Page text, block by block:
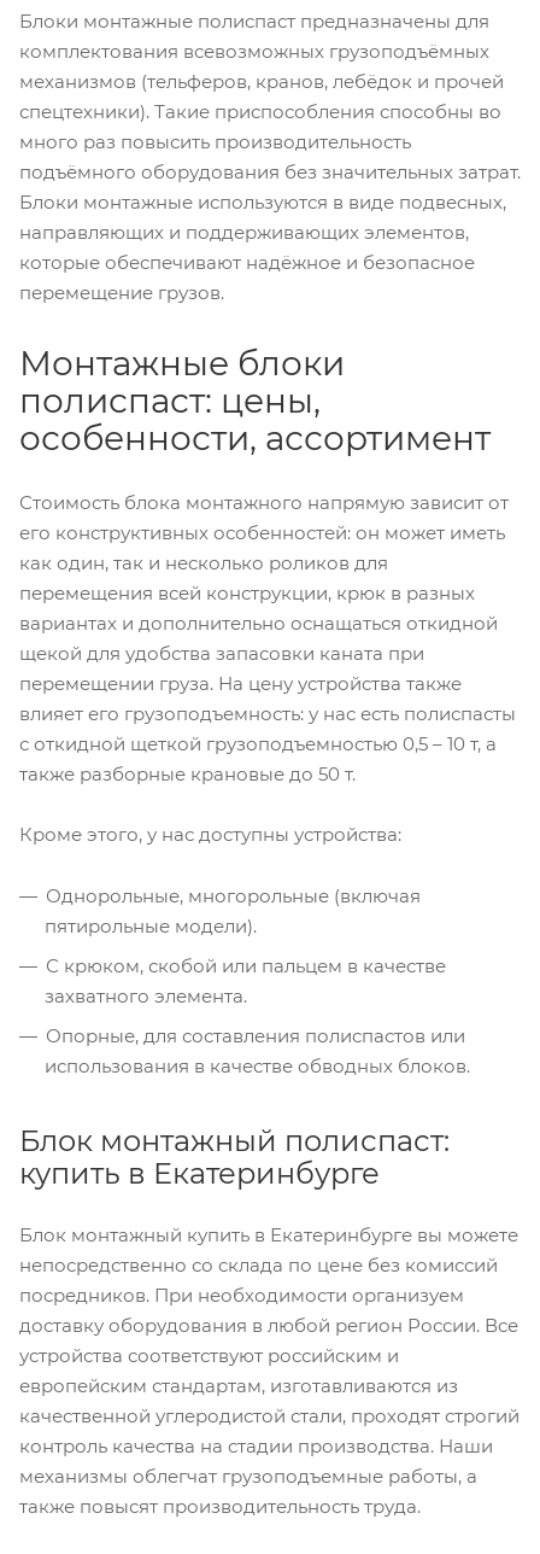
Блоки монтажные полиспаст предназначены для
комплектования всевозможных грузоподъёмных
механизмов (тельферов, кранов, лебёдок и прочей
спецтехники). Такие приспособления способны во
много раз повысить производительность
подъёмного оборудования без значительных затрат.
Блоки монтажные используются в виде подвесных,
направляющих и поддерживающих элементов,
которые обеспечивают надёжное и безопасное
перемещение грузов.
Монтажные блоки
полиспаст: цены,
особенности, ассортимент
Стоимость блока монтажного напрямую зависит от
его конструктивных особенностей: он может иметь
как один, так и несколько роликов для
перемещения всей конструкции, крюк в разных
вариантах и дополнительно оснащаться откидной
щекой для удобства запасовки каната при
перемещении груза. На цену устройства также
влияет его грузоподъемность: у нас есть полиспасты
с откидной щеткой грузоподъемностью 0,5 – 10 т, а
также разборные крановые до 50 т.
Кроме этого, у нас доступны устройства:
Однорольные, многорольные (включая
пятирольные модели).
С крюком, скобой или пальцем в качестве
захватного элемента.
Опорные, для составления полиспастов или
использования в качестве обводных блоков.
Блок монтажный полиспаст:
купить в Екатеринбурге
Блок монтажный купить в Екатеринбурге вы можете
непосредственно со склада по цене без комиссий
посредников. При необходимости организуем
доставку оборудования в любой регион России. Все
устройства соответствуют российским и
европейским стандартам, изготавливаются из
качественной углеродистой стали, проходят строгий
контроль качества на стадии производства. Наши
механизмы облегчат грузоподъемные работы, а
также повысят производительность труда.